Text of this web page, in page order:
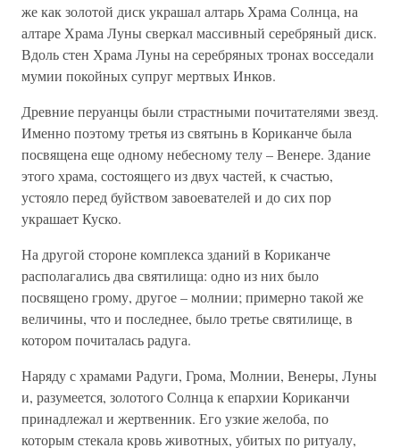
же как золотой диск украшал алтарь Храма Солнца, на
алтаре Храма Луны сверкал массивный серебряный диск.
Вдоль стен Храма Луны на серебряных тронах восседали
мумии покойных супруг мертвых Инков.
Древние перуанцы были страстными почитателями звезд.
Именно поэтому третья из святынь в Кориканче была
посвящена еще одному небесному телу – Венере. Здание
этого храма, состоящего из двух частей, к счастью,
устояло перед буйством завоевателей и до сих пор
украшает Куско.
На другой стороне комплекса зданий в Кориканче
располагались два святилища: одно из них было
посвящено грому, другое – молнии; примерно такой же
величины, что и последнее, было третье святилище, в
котором почиталась радуга.
Наряду с храмами Радуги, Грома, Молнии, Венеры, Луны
и, разумеется, золотого Солнца к епархии Кориканчи
принадлежал и жертвенник. Его узкие желоба, по
которым стекала кровь животных, убитых по ритуалу,